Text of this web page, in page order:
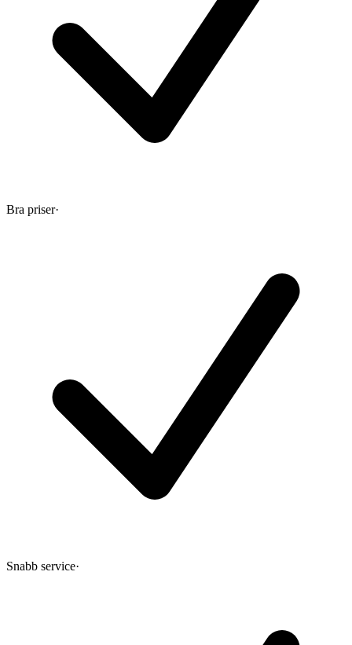
Bra priser·
Snabb service·